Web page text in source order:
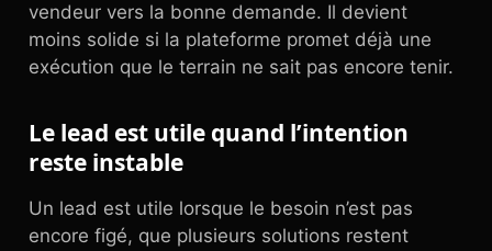
vendeur vers la bonne demande. Il devient
moins solide si la plateforme promet déjà une
exécution que le terrain ne sait pas encore tenir.
Le lead est utile quand l’intention
reste instable
Un lead est utile lorsque le besoin n’est pas
encore figé, que plusieurs solutions restent